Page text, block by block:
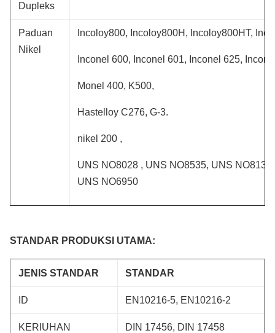
Dupleks
Paduan
Nikel
Incoloy800, Incoloy800H, Incoloy800HT,
Inconel 600, Inconel 601, Inconel 625,
Monel 400, K500,
Hastelloy C276, G-3.
nikel 200 ,
UNS NO8028 , UNS NO8535, UNS
UNS NO6950
STANDAR PRODUKSI UTAMA:
JENIS STANDAR STANDAR
ID EN10216-5, EN10216-2
KERIUHAN DIN 17456, DIN 17458